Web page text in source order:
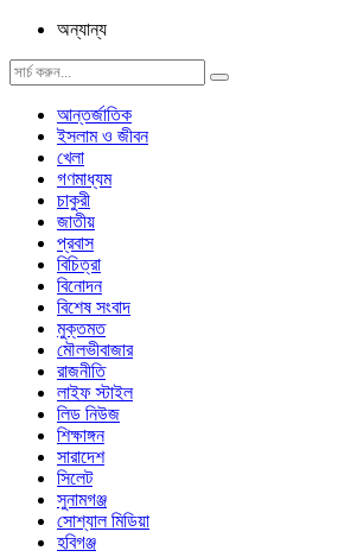
অন্যান্য
আন্তর্জাতিক
ইসলাম ও জীবন
খেলা
গণমাধ্যম
চাকুরী
জাতীয়
প্রবাস
বিচিত্রা
বিনোদন
বিশেষ সংবাদ
মুক্তমত
মৌলভীবাজার
রাজনীতি
লাইফ স্টাইল
লিড নিউজ
শিক্ষাঙ্গন
সারাদেশ
সিলেট
সুনামগঞ্জ
সোশ্যাল মিডিয়া
হবিগঞ্জ